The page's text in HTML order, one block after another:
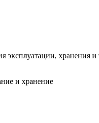
хранения и
и хранение